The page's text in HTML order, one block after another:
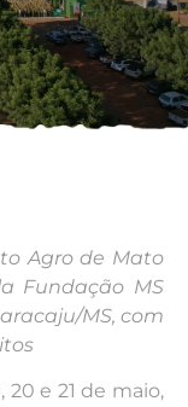
Agro de Mato
Fundação MS
MS, com
20 e 21 de maio,